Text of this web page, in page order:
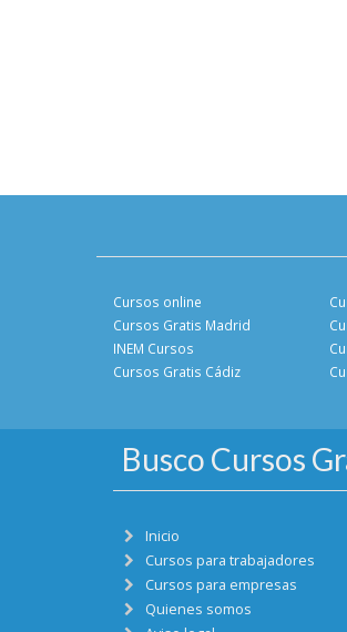
Cursos online
Cursos Gratis Madrid
INEM Cursos
Cursos Gratis Cádiz
Busco Cursos
Inicio
Cursos para trabajadores
Cursos para empresas
Quienes somos